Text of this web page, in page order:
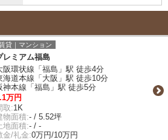
貸｜マンション
レミアム福島
阪環状線「福島」駅 徒歩4分
海道本線「大阪」駅 徒歩10分
神本線「福島」駅 徒歩5分
万円
取:1K
物面積:- / 5.52坪
地面積:- / -
金/礼金:0万円/10万円